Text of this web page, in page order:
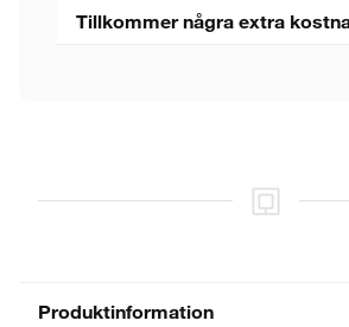
Tillkommer några extra
Produktinformation